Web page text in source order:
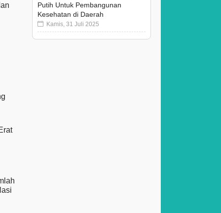
Putih Untuk Pembangunan
Kesehatan di Daerah
Kamis, 31 Juli 2025